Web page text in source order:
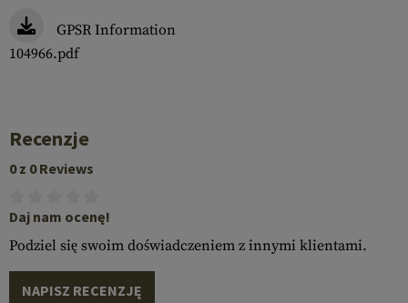
GPSR Information
104966.pdf
Recenzje
0 z 0 Reviews
Daj nam ocenę!
Podziel się swoim doświadczeniem z innymi klientami.
NAPISZ RECENZJĘ